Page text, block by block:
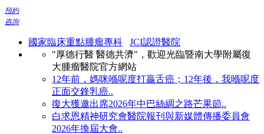
預約
咨詢
國家臨床重點腫瘤專科
JCI認證醫院
"厚德行醫 醫德共濟"，歡迎光臨暨南大學附屬復
大腫瘤醫院官方網站
12年前，媽咪喺呢度打贏舌癌；12年後，我喺呢度
正面交鋒乳癌..
復大獲邀出席2026年中巴絲綢之路芒果節..
白求恩精神研究會醫院報刊與新媒體傳播委員會
2026年換屆大會..